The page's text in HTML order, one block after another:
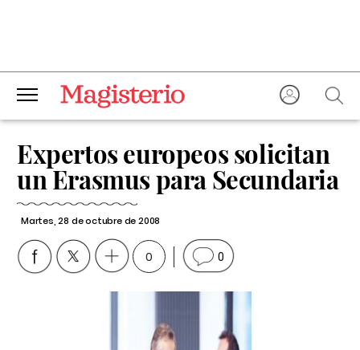
Expertos europeos solicitan
un Erasmus para Secundaria
Martes, 28 de octubre de 2008
0 0